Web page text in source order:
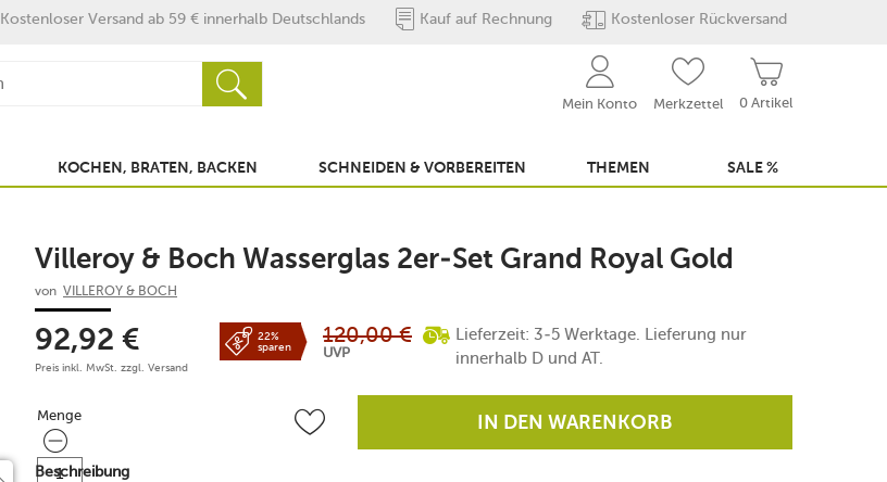
Kostenloser Versand ab 59 € innerhalb Deutschlands Kauf auf Rechnung Kostenloser Rückversand
0 Artikel
Mein Konto Merkzettel
KOCHEN, BRATEN, BACKEN SCHNEIDEN & VORBEREITEN THEMEN SALE %
Villeroy & Boch Wasserglas 2er-Set Grand Royal Gold
von VILLEROY & BOCH
92,92 €
Preis inkl. MwSt. zzgl. Versand
22%
sparen
120,00 €
UVP
Lieferzeit: 3-5 Werktage. Lieferung nur
innerhalb D und AT.
Menge
Menge IN DEN WARENKORB
Beschreibung